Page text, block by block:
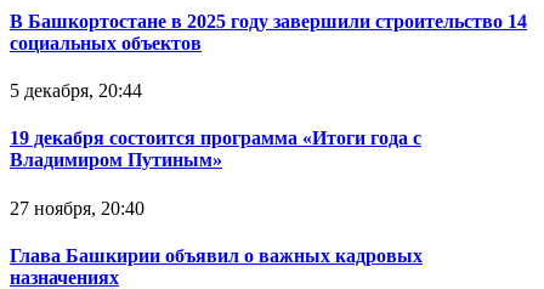
В Башкортостане в 2025 году завершили строительство 14
социальных объектов
5 декабря, 20:44
19 декабря состоится программа «Итоги года с
Владимиром Путиным»
27 ноября, 20:40
Глава Башкирии объявил о важных кадровых
назначениях